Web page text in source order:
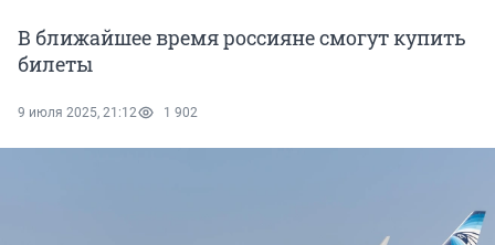
В ближайшее время россияне смогут купить
билеты
9 июля 2025, 21:12 1 902